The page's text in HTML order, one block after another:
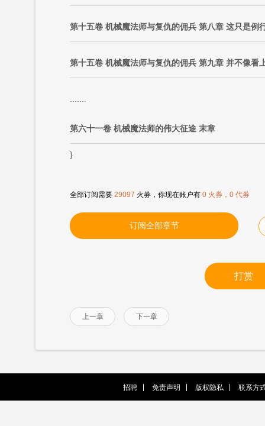
第十五卷 机械魔法师与复仇的佣兵 第八章 这只是例
第十五卷 机械魔法师与复仇的佣兵 第九章 并不像看
第六十一卷 机械魔法师的伟大征途 末章
}
全部订阅需要 29097 火券，你现在账户有 0 火券，0 代券
订阅全部章节
打赏
上一章 下一章
招聘 免责声明 版权隐私 联系方